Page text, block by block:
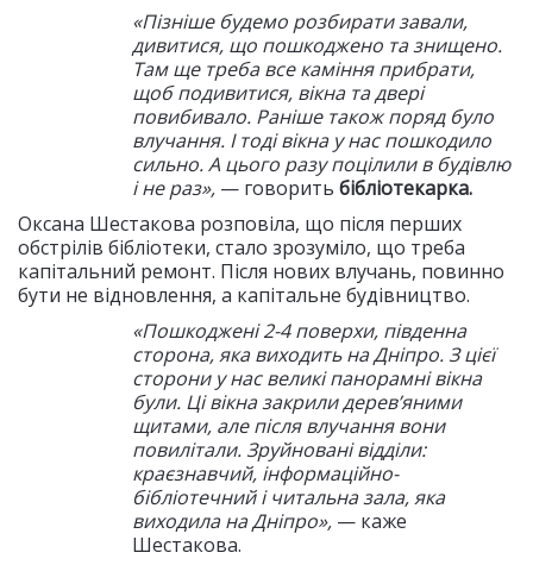
«Пізніше будемо розбирати завали,
дивитися, що пошкоджено та знищено.
Там ще треба все каміння прибрати,
щоб подивитися, вікна та двері
повибивало. Раніше також поряд було
влучання. І тоді вікна у нас пошкодило
сильно. А цього разу поцілили в будівлю
і не раз», — говорить бібліотекарка.
Оксана Шестакова розповіла, що після перших
обстрілів бібліотеки, стало зрозуміло, що треба
капітальний ремонт. Після нових влучань, повинно
бути не відновлення, а капітальне будівництво.
«Пошкоджені 2-4 поверхи, південна
сторона, яка виходить на Дніпро. З цієї
сторони у нас великі панорамні вікна
були. Ці вікна закрили деревʼяними
щитами, але після влучання вони
повилітали. Зруйновані відділи:
краєзнавчий, інформаційно-
бібліотечний і читальна зала, яка
виходила на Дніпро», — каже
Шестакова.